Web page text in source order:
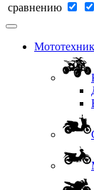
сравнению